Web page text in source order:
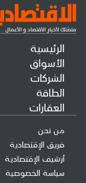
الرئيسية
الأسواق
الشركات
الطاقة
العقارات
من نحن
فريق الإقتصادية
أرشيف الإقتصادية
سياسة الخصوصية